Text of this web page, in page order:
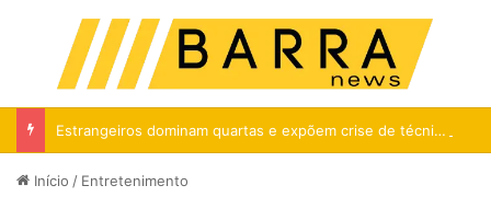
Menu
Estrangeiros dominam quartas e expõem crise de técnicos no Brasil
Início / Entretenimento